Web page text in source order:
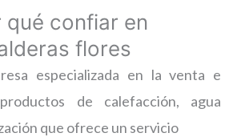
qué confiar en
flores
especializada en la venta e
de calefacción, agua
que ofrece un servicio